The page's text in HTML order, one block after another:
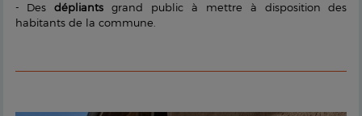
- Desdépliants grand public à mettre à disposition des
habitants de la commune.